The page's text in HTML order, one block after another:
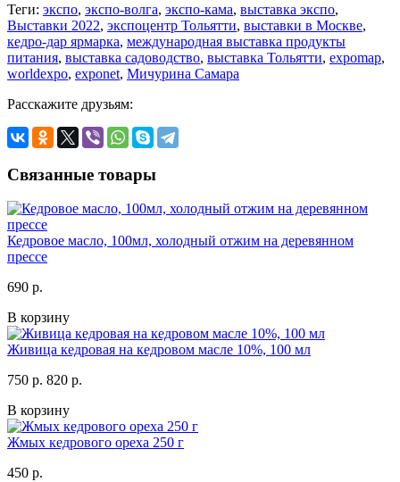
Теги: экспо, экспо-волга, экспо-кама, выставка экспо,
Выставки 2022, экспоцентр Тольятти, выставки в Москве,
кедро-дар ярмарка, международная выставка продукты
питания, выставка садоводство, выставка Тольятти, expomap,
worldexpo, exponet, Мичурина Самара
Расскажите друзьям:
Связанные товары
Кедровое масло, 100мл, холодный отжим на деревянном
прессе
690 р.
В корзину
Живица кедровая на кедровом масле 10%, 100 мл
750 р. 820 р.
В корзину
Жмых кедрового ореха 250 г
450 р.